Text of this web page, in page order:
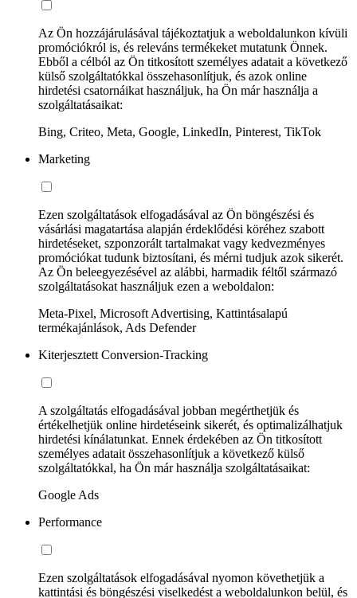
Az Ön hozzájárulásával tájékoztatjuk a weboldalunkon kívüli
promóciókról is, és releváns termékeket mutatunk Önnek.
Ebből a célból az Ön titkosított személyes adatait a következő
külső szolgáltatókkal összehasonlítjuk, és azok online
hirdetési csatornáikat használjuk, ha Ön már használja a
szolgáltatásaikat:
Bing, Criteo, Meta, Google, LinkedIn, Pinterest, TikTok
Marketing
Ezen szolgáltatások elfogadásával az Ön böngészési és
vásárlási magatartása alapján érdeklődési köréhez szabott
hirdetéseket, szponzorált tartalmakat vagy kedvezményes
promóciókat tudunk biztosítani, és mérni tudjuk azok sikerét.
Az Ön beleegyezésével az alábbi, harmadik féltől származó
szolgáltatásokat használjuk ezen a weboldalon:
Meta-Pixel, Microsoft Advertising, Kattintásalapú
termékajánlások, Ads Defender
Kiterjesztett Conversion-Tracking
A szolgáltatás elfogadásával jobban megérthetjük és
értékelhetjük online hirdetéseink sikerét, és optimalizálhatjuk
hirdetési kínálatunkat. Ennek érdekében az Ön titkosított
személyes adatait összehasonlítjuk a következő külső
szolgáltatókkal, ha Ön már használja szolgáltatásaikat:
Google Ads
Performance
Ezen szolgáltatások elfogadásával nyomon követhetjük a
kattintási és böngészési viselkedést a weboldalunkon belül, és